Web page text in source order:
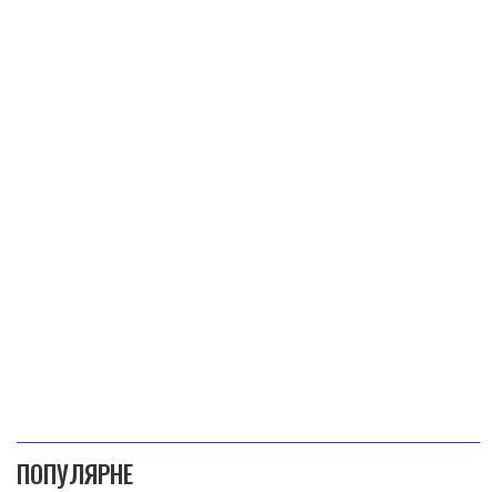
ПОПУЛЯРНЕ